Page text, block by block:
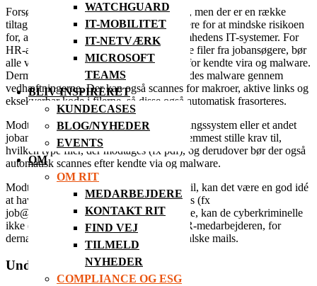
WATCHGUARD
IT-MOBILITET
IT-NETVÆRK
MICROSOFT
TEAMS
BLIV INSPIRERET
KUNDECASES
BLOG/NYHEDER
EVENTS
OM
OM RIT
MEDARBEJDERE
KONTAKT RIT
FIND VEJ
TILMELD
NYHEDER
COMPLIANCE OG ESG
Forsøg på hackerangreb kan ikke undgås, men der er en række
tiltag, som virksomheden kan implementere for at mindske risikoen
for, at hackerne skaber adgang til virksomhedens IT-systemer. For
HR-afdelingen, der ofte åbner vedhæftede filer fra jobansøgere, bør
alle vedhæftede filer automatisk scannes for kendte vira og malware.
Dermed kan mailen slettes inden der spredes malware gennem
vedhæftningerne. Der kan også scannes for makroer, aktive links og
eksekverbar kode i filerne, så disse også automatisk frasorteres.
Modtages jobansøgninger via et rekrutteringssystem eller et andet
jobansøgningssytem, bør dette først og fremmest stille krav til,
hvilken type filer, der modtages (fx pdf), og derudover bør der også
automatisk scannes efter kendte via og malware.
Modtages jobansøgninger derimod på mail, kan det være en god idé
at have en mailadresse til denne type mails (fx
job@dinvirksomhed.dk). Ved at gøre dette, kan de cyberkriminelle
ikke (ad denne vej) få information om HR-medarbejderen, for
dernæst at udnytte disse informationer i falske mails.
Undgå falske mails